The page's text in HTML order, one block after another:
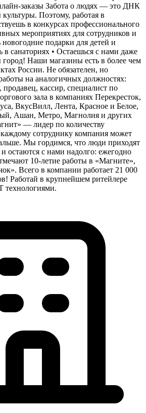
заказы Забота о людях — это ДНК
Поэтому, работая в
в конкурсах профессионального
мероприятиях для сотрудников и
подарки для детей и
в санаториях • Остаешься с нами даже
город! Наши магазины есть в более чем
России. Не обязателен, но
на аналогичных должностях:
продавец, кассир, специалист по
зала в компаниях Перекресток,
ВкусВилл, Лента, Красное и Белое,
Ашан, Метро, Магнолия и других
— лидер по количеству
каждому сотруднику компания может
Мы гордимся, что люди приходят
остаются с нами надолго: ежегодно
10-летие работы в «Магните»,
Всего в компании работает 21 000
Работай в крупнейшем ритейлере
технологиями.